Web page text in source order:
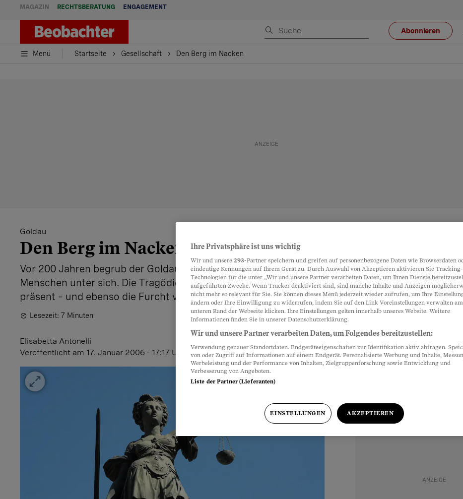
MAGAZIN RECHTSBERATUNG ENGAGEMENT
Abonnieren
Menü Startseite Gesellschaft Den Berg im Nacken
Goldau
Den Berg im Nacken
Vor 200 Jahren begrub der Goldauer Bergsturz Hunderte von
Menschen unter sich. Die Tragödie von damals ist noch immer
präsent – und ebenso die Furcht vor einer neuen Katastrophe.
Lesezeit: 7 Minuten
Elisabetta Antonelli
Veröffentlicht am 17. Januar 2006 - 17:17 Uhr
Ihre Privatsphäre ist uns wichtig
Wir und unsere 293-Partner speichern und greifen auf personenbezogene Daten wie Browserdaten
eindeutige Kennungen auf Ihrem Gerät zu. Durch Auswahl von Akzeptieren aktivieren Sie Tracking-
Technologien für die unter „Wir und unsere Partner verarbeiten Daten, um Ihnen Dienste
aufgeführten Zwecke. Wenn Tracker deaktiviert sind, sind manche Inhalte und Anzeigen
nicht mehr so relevant für Sie. Sie können dieses Menü jederzeit wieder aufrufen, um Ihre
ändern oder Ihre Einwilligung zu widerrufen, indem Sie auf den Link Voreinstellungen verwalten am
unteren Rand der Webseite klicken. Ihre Einstellungen gelten innerhalb unseres Website. Weitere
Informationen finden Sie in unserer Datenschutzerklärung.
Wir und unsere Partner verarbeiten Daten, um Folgendes bereitzustellen:
Verwendung genauer Standortdaten. Endgeräteeigenschaften zur Identifikation aktiv abfragen.
von oder Zugriff auf Informationen auf einem Endgerät. Personalisierte Werbung und Inhalte,
Werbeleistung und der Performance von Inhalten, Zielgruppenforschung sowie Entwicklung und
Verbesserung von Angeboten.
Liste der Partner (Lieferanten)
EINSTELLUNGEN AKZEPTIEREN